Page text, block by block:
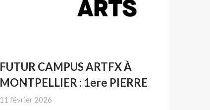
FUTUR CAMPUS ARTFX À
MONTPELLIER : 1ere PIERRE
11 février 2026